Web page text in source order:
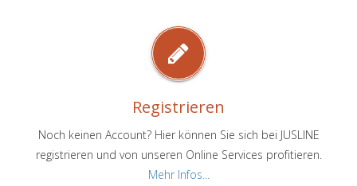
Registrieren
Noch keinen Account? Hier können Sie sich bei JUSLINE
registrieren und von unseren Online Services profitieren.
Mehr Infos...